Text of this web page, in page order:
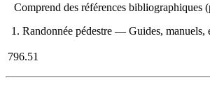
Comprend des références bibliographiques
1. Randonnée pédestre — Guides,
796.51